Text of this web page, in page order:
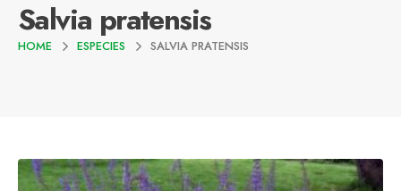
Salvia pratensis
HOME ESPECIES SALVIA PRATENSIS